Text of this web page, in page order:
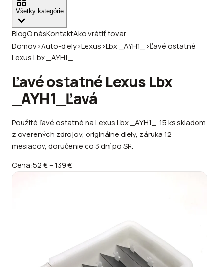
Všetky kategórie
BlogO násKontaktAko vrátiť tovar
Domov›Auto-diely›Lexus›Lbx _AYH1_ ›Ľavé ostatné
Lexus Lbx _AYH1_
Ľavé ostatné Lexus Lbx
_AYH1_ Ľavá
Použité ľavé ostatné na Lexus Lbx _AYH1_. 15 ks skladom
z overených zdrojov, originálne diely, záruka 12
mesiacov, doručenie do 3 dní po SR.
Cena:52 €–139 €